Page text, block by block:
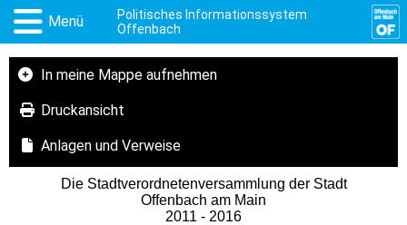
Menü
Politisches Informationssystem
Offenbach
In meine Mappe aufnehmen
Druckansicht
Anlagen und Verweise
Die Stadtverordnetenversammlung der Stadt
Offenbach am Main
2011 - 2016